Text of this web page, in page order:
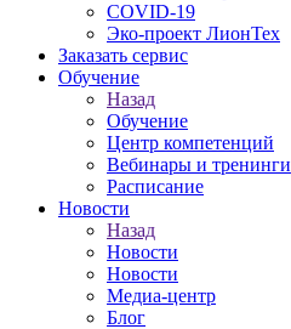
COVID-19
Эко-проект ЛионТех
Заказать сервис
Обучение
Назад
Обучение
Центр компетенций
Вебинары и тренинги
Расписание
Новости
Назад
Новости
Новости
Медиа-центр
Блог